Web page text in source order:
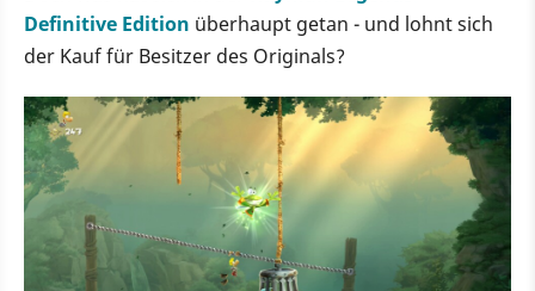
Definitive Edition überhaupt getan - und lohnt sich
der Kauf für Besitzer des Originals?